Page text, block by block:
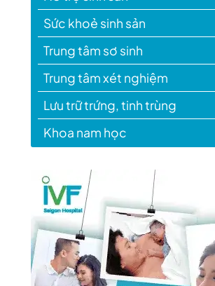
Sức khoẻ sinh sản
Trung tâm sơ sinh
Trung tâm xét nghiệm
Lưu trữ trứng, tinh trùng
Khoa nam học